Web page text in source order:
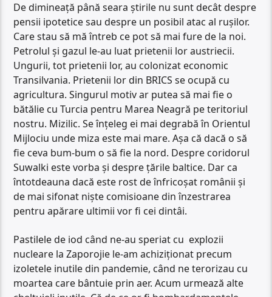
De dimineață până seara știrile nu sunt decât despre
pensii ipotetice sau despre un posibil atac al rușilor.
Care stau să mă întreb ce pot să mai fure de la noi.
Petrolul și gazul le-au luat prietenii lor austriecii.
Ungurii, tot prietenii lor, au colonizat economic
Transilvania. Prietenii lor din BRICS se ocupă cu
agricultura. Singurul motiv ar putea să mai fie o
bătălie cu Turcia pentru Marea Neagră pe teritoriul
nostru. Mizilic. Se înțeleg ei mai degrabă în Orientul
Mijlociu unde miza este mai mare. Așa că dacă o să
fie ceva bum-bum o să fie la nord. Despre coridorul
Suwalki este vorba și despre țările baltice. Dar ca
întotdeauna dacă este rost de înfricoșat românii și
de mai sifonat niște comisioane din înzestrarea
pentru apărare ultimii vor fi cei dintâi.
Pastilele de iod când ne-au speriat cu explozii
nucleare la Zaporojie le-am achiziționat precum
izoletele inutile din pandemie, când ne terorizau cu
moartea care bântuie prin aer. Acum urmează alte